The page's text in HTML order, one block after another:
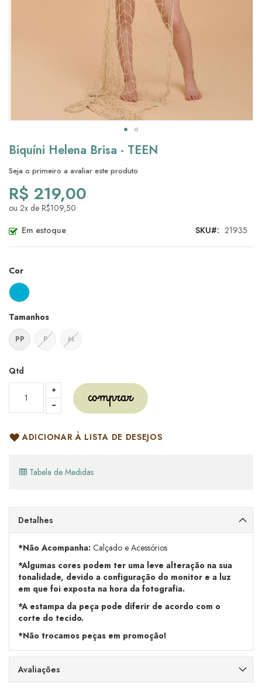
Biquíni Helena Brisa - TEEN
Seja o primeiro a avaliar este produto
R$ 219,00
ou 2x de R$109,50
Em estoque
SKU 21935
Cor
Tamanhos
PP P M
Qtd
comprar
ADICIONAR À LISTA DE DESEJOS
Tabela de Medidas
Saltar
para
o
início
da
Galeria
de
imagens
Detalhes
*Não Acompanha: Calçado e Acessórios
*Algumas cores podem ter uma leve alteração na sua
tonalidade, devido a configuração do monitor e a luz
em que foi exposta na hora da fotografia.
*A estampa da peça pode diferir de acordo com o
corte do tecido.
*Não trocamos peças em promoção!
Avaliações